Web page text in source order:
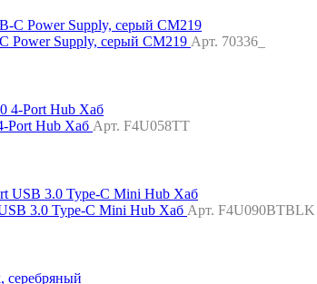
Power Supply, серый CM219 Арт. 70336_
Port Hub Хаб Арт. F4U058TT
3.0 Type-C Mini Hub Хаб Арт. F4U090BTBLK